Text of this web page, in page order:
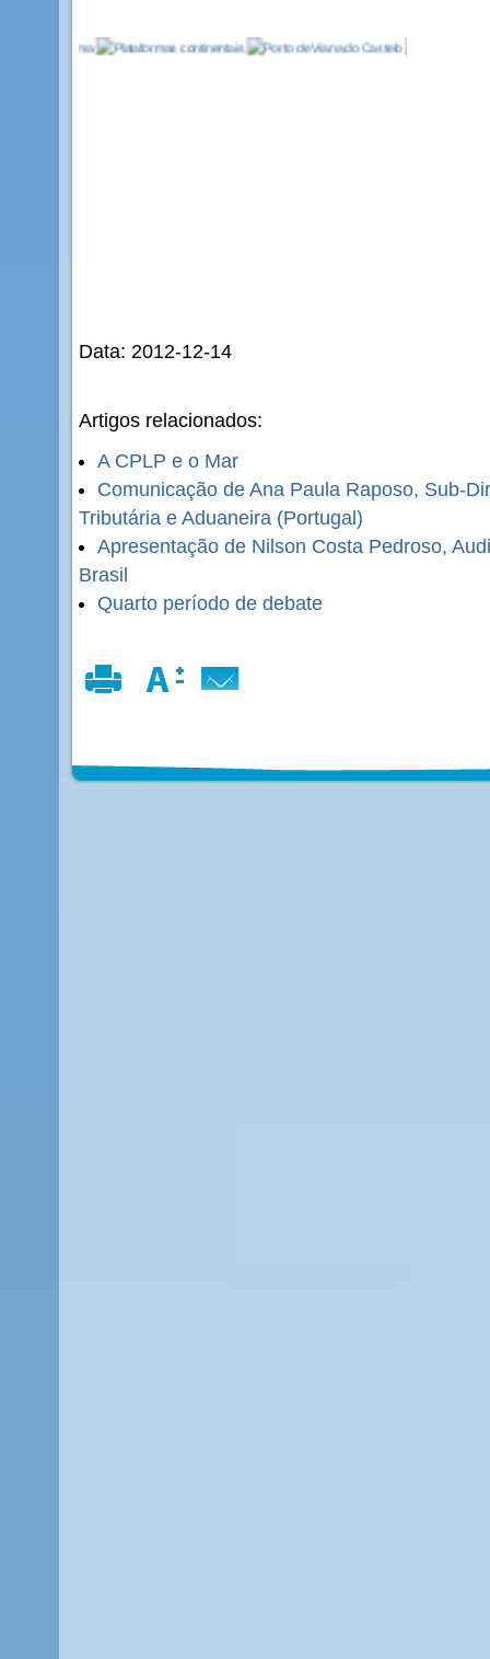
Data: 2012-12-14
Artigos relacionados:
A CPLP e o Mar
Comunicação de Ana Paula Raposo, Sub-
Tributária e Aduaneira (Portugal)
Apresentação de Nilson Costa Pedroso,
Brasil
Quarto período de debate